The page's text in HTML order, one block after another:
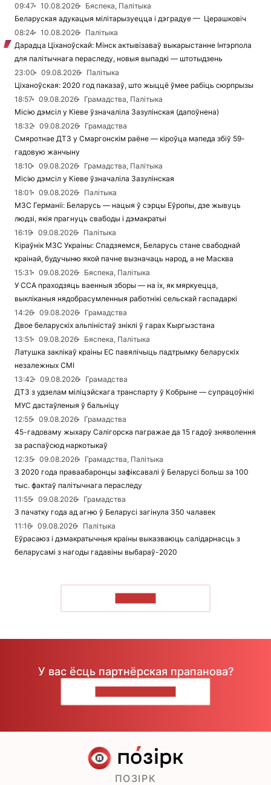
09:47 10.08.2026
Бяспека, Палітыка
Беларуская адукацыя мілітарызуецца і дэградуе — Церашковіч
08:24
10.08.2026
Палітыка
Дарадца Ціханоўскай: Мінск актывізаваў выкарыстанне Інтэрпола
для палітычнага пераследу, новыя выпадкі — штотыдзень
23:00
09.08.2026
Палітыка
Ціханоўская: 2020 год паказаў, што жыццё ўмее рабіць сюрпрызы
18:57
09.08.2026
Грамадства, Палітыка
Місію дэмсіл у Кіеве ўзначаліла Зазулінская (дапоўнена)
18:32
09.08.2026
Грамадства
Смяротнае ДТЗ у Смаргонскім раёне — кіроўца мапеда збіў 59-
гадовую жанчыну
18:10
09.08.2026
Грамадства, Палітыка
Місію дэмсіл у Кіеве ўзначаліла Зазулінская
18:01
09.08.2026
Палітыка
МЗС Германіі: Беларусь — нацыя ў сэрцы Еўропы, дзе жывуць
людзі, якія прагнуць свабоды і дэмакратыі
16:19
09.08.2026
Палітыка
Кіраўнік МЗС Украіны: Спадзяемся, Беларусь стане свабоднай
краінай, будучыню якой пачне вызначаць народ, а не Масква
15:31
09.08.2026
Бяспека, Палітыка
У ССА праходзяць ваенныя зборы — на іх, як мяркуецца,
выкліканыя нядобрасумленныя работнікі сельскай гаспадаркі
14:26
09.08.2026
Грамадства
Двое беларускіх альпіністаў зніклі ў гарах Кыргызстана
13:51
09.08.2026
Бяспека, Палітыка
Латушка заклікаў краіны ЕС павялічыць падтрымку беларускіх
незалежных СМІ
13:42
09.08.2026
Грамадства
ДТЗ з удзелам міліцэйскага транспарту ў Кобрыне — супрацоўнікі
МУС дастаўленыя ў бальніцу
12:55
09.08.2026
Грамадства
45-гадоваму жыхару Салігорска пагражае да 15 гадоў зняволення
за распаўсюд наркотыкаў
12:35
09.08.2026
Грамадства, Палітыка
З 2020 года праваабаронцы зафіксавалі ў Беларусі больш за 100
тыс. фактаў палітычнага пераследу
11:55
09.08.2026
Грамадства
З пачатку года ад агню ў Беларусі загінула 350 чалавек
11:16
09.08.2026
Палітыка
Еўрасаюз і дэмакратычныя краіны выказваюць салідарнасць з
беларусамі з нагоды гадавіны выбараў-2020
У вас ёсць партнёрская прапанова?
ПОЗІРК